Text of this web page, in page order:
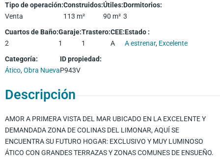
Tipo de operación:
Venta
Construidos:
113 m²
Útiles:
90 m²
Dormitorios:
3
Cuartos de Baño:
2
Garaje:
1
Trastero:
1
CEE:
A
Estado :
A estrenar, Excelente
Categoría:
Ático,Obra Nueva
ID propiedad:
P943V
Descripción
AMOR A PRIMERA VISTA DEL MAR UBICADO EN LA EXCELENTE Y
DEMANDADA ZONA DE COLINAS DEL LIMONAR, AQUÍ SE
ENCUENTRA SU FUTURO HOGAR: EXCLUSIVO Y MUY LUMINOSO
ÁTICO CON GRANDES TERRAZAS Y ZONAS COMUNES DE ENSUEÑO.